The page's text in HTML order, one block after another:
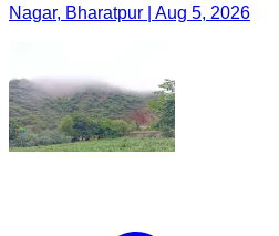
Nagar, Bharatpur | Aug 5, 2026